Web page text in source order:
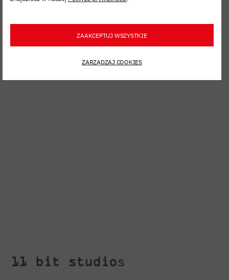
11 bit studios
ZAAKCEPTUJ WSZYSTKIE
ZARZĄDZAJ COOKIES